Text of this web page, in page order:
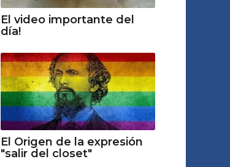
El video importante del
día!
El Origen de la expresión
"salir del closet"